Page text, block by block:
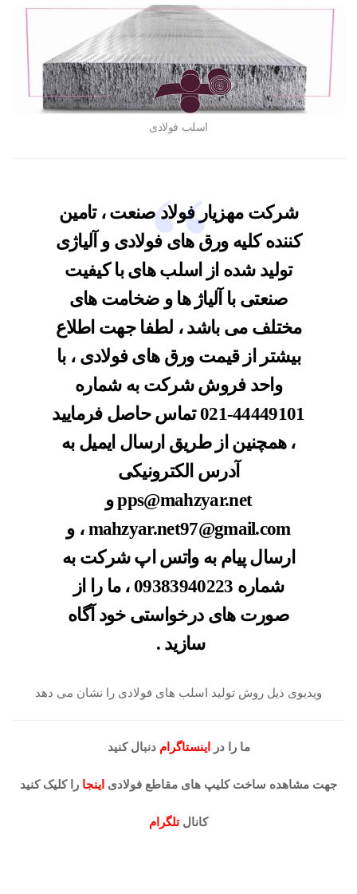
اسلب فولادی
شرکتمهزیار فولاد صنعت ، تامین
کننده کلیه ورق های فولادی و آلیاژی
تولید شده از اسلب های با کیفیت
صنعتی با آلیاژ ها و ضخامت های
مختلف می باشد ، لطفا جهت اطلاع
بیشتر ازقیمت ورق های فولادی ،با
واحد فروش شرکت به شماره
44449101-021
تماس حاصل فرمایید
، همچنین از طریق ارسال ایمیل به
آدرس الکترونیکی
pps@mahzyar.netو
mahzyar.net97@gmail.com ، و
ارسال پیام به واتس اپ شرکت به
شماره 09383940223، ما را از
صورت های درخواستی خود آگاه
سازید .
ویدیوی ذیل روش تولید اسلب های فولادی را نشان می دهد
ما را در اینستاگرام دنبال کنید
جهت مشاهده ساخت کلیپ های مقاطع فولادی اینجا را کلیک کنید
کانالتلگرام